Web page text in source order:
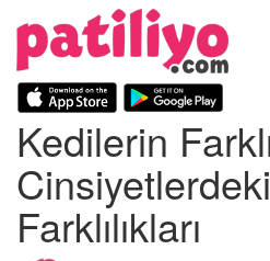
Kedilerin
Farklılıkları